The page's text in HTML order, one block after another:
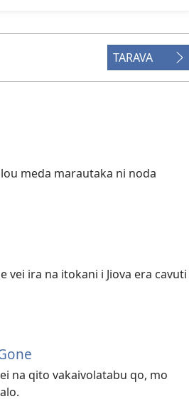
TARAVA
meda marautaka ni noda
vei ira na itokani i Jiova era cavuti
na qito vakaivolatabu qo, mo